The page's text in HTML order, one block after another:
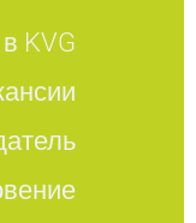
KVG